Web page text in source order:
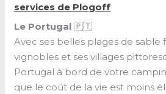
services de Plogoff
Le Portugal🇵🇹
Avec ses belles plages de sable
vignobles et ses villages
Portugal à bord de votre
que le coût de la vie est moins